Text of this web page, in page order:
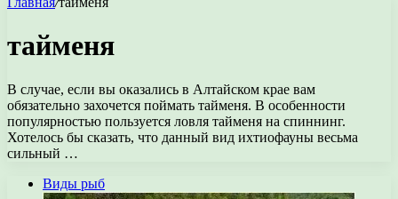
тайменя
В случае, если вы оказались в Алтайском крае вам
обязательно захочется поймать тайменя. В особенности
популярностью пользуется ловля тайменя на спиннинг.
Хотелось бы сказать, что данный вид ихтиофауны весьма
сильный …
Виды рыб